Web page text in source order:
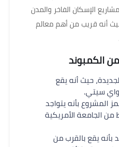
الإسكان الفاخر والمدن
حيث أنه قريب من أهم معالم
من الكمبوند
حيث أنه يقع
واي سيتي.
المشروع بأنه يتواجد
فقط من الجامعة الأمريكية
بأنه يقع بالقرب من